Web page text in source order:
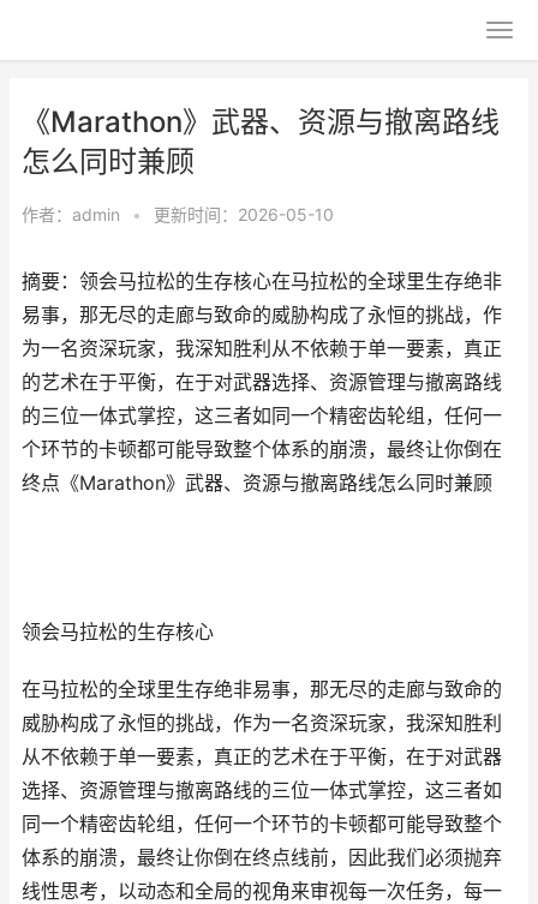
《Marathon》武器、资源与撤离路线
怎么同时兼顾
作者： admin • 更新时间：2026-05-10
摘要：领会马拉松的生存核心在马拉松的全球里生存绝非
易事，那无尽的走廊与致命的威胁构成了永恒的挑战，作
为一名资深玩家，我深知胜利从不依赖于单一要素，真正
的艺术在于平衡，在于对武器选择、资源管理与撤离路线
的三位一体式掌控，这三者如同一个精密齿轮组，任何一
个环节的卡顿都可能导致整个体系的崩溃，最终让你倒在
终点《Marathon》武器、资源与撤离路线怎么同时兼顾
领会马拉松的生存核心
在马拉松的全球里生存绝非易事，那无尽的走廊与致命的
威胁构成了永恒的挑战，作为一名资深玩家，我深知胜利
从不依赖于单一要素，真正的艺术在于平衡，在于对武器
选择、资源管理与撤离路线的三位一体式掌控，这三者如
同一个精密齿轮组，任何一个环节的卡顿都可能导致整个
体系的崩溃，最终让你倒在终点线前，因此我们必须抛弃
线性思考，以动态和全局的视角来审视每一次任务，每一